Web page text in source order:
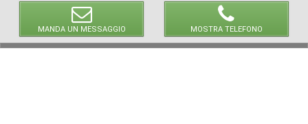
MANDA UN MESSAGGIO MOSTRA TELEFONO